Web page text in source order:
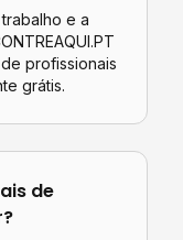
e a
profissionais
grátis.
de
?